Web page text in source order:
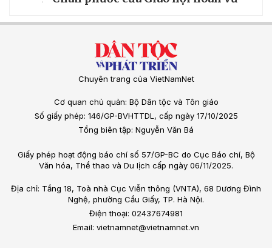
Chuyên trang của VietNamNet
Cơ quan chủ quản: Bộ Dân tộc và Tôn giáo
Số giấy phép: 146/GP-BVHTTDL, cấp ngày 17/10/2025
Tổng biên tập: Nguyễn Văn Bá
Giấy phép hoạt động báo chí số 57/GP-BC do Cục Báo chí, Bộ
Văn hóa, Thể thao và Du lịch cấp ngày 06/11/2025.
Địa chỉ: Tầng 18, Toà nhà Cục Viễn thông (VNTA), 68 Dương Đình
Nghệ, phường Cầu Giấy, TP. Hà Nội.
Điện thoại: 02437674981
Email: vietnamnet@vietnamnet.vn